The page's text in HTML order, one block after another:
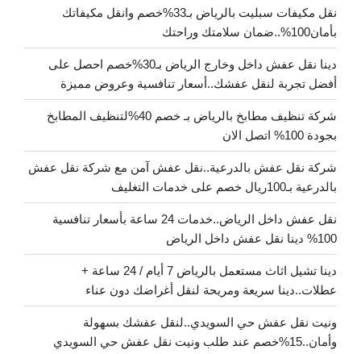
نقل مكيفات سبليت بالرياض بـ33%خصم وانقل مكيفاتك
بأمان100%..ضمان سلامتك وراحتك
دينا نقل عفش داخل وخارج الرياض بـ30%خصم احصل على
أفضل تجربة لنقل عفشك..أسعار تنافسية وعروض مميزة
شركة تنظيف مطابخ بالرياض بـ خصم 40%لتنظيف المطابخ
بجودة 100% اتصل الان
شركة نقل عفش بالدرعية..نقل عفش آمن مع شركة نقل عفش
بالدرعية بـ100ريال خصم على خدمات التغليف
نقل عفش داخل الرياض..خدمات 24 ساعة بأسعار تنافسية
100% دينا نقل عفش داخل الرياض
دينا تشيل اثاث مستعمل بالرياض 7 أيام / 24 ساعة +
عطلات..دينا سريعة ومريحة لنقل أغراضك دون عناء
ونيت نقل عفش حي السويدي..لنقل عفشك بسهولة
وأمان..15%خصم عند طلب ونيت نقل عفش حي السويدي